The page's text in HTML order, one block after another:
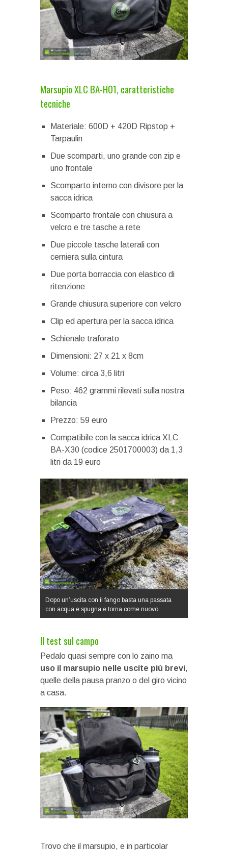
Marsupio XLC BA-H01, caratteristiche
tecniche
Materiale: 600D + 420D Ripstop +
Tarpaulin
Due scomparti, uno grande con zip e
uno frontale
Scomparto interno con divisore per la
sacca idrica
Scomparto frontale con chiusura a
velcro e tre tasche a rete
Due piccole tasche laterali con
cerniera sulla cintura
Due porta borraccia con elastico di
ritenzione
Grande chiusura superiore con velcro
Clip ed apertura per la sacca idrica
Schienale traforato
Dimensioni: 27 x 21 x 8cm
Volume: circa 3,6 litri
Peso: 462 grammi rilevati sulla nostra
bilancia
Prezzo: 59 euro
Compatibile con la sacca idrica XLC
BA-X30 (codice 2501700003) da 1,3
litri da 19 euro
Dopo un’uscita con il fango basta una passata
con acqua e spugna e torna come nuovo.
Il test sul campo
Pedalo quasi sempre con lo zaino ma
uso il marsupio nelle uscite più brevi,
quelle della pausa pranzo o del giro vicino
a casa.
Trovo che il marsupio, e in particolar